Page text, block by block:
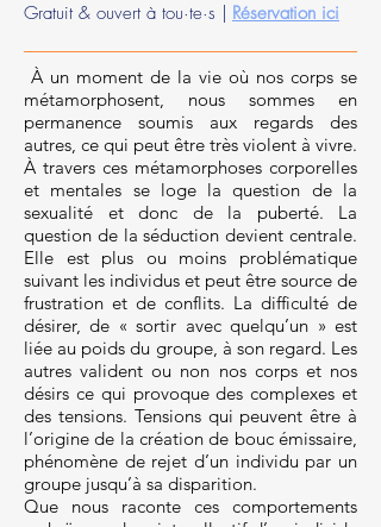
Gratuit & ouvert à tou·te·s |
Réservation ici
À un moment de la vie où nos corps se
métamorphosent, nous sommes en
permanence soumis aux regards des
autres, ce qui peut être très violent à vivre.
À travers ces métamorphoses corporelles
et mentales se loge la question de la
sexualité et donc de la puberté. La
question de la séduction devient centrale.
Elle est plus ou moins problématique
suivant les individus et peut être source de
frustration et de conflits. La difficulté de
désirer, de « sortir avec quelqu’un » est
liée au poids du groupe, à son regard. Les
autres valident ou non nos corps et nos
désirs ce qui provoque des complexes et
des tensions. Tensions qui peuvent être à
l’origine de la création de bouc émissaire,
phénomène de rejet d’un individu par un
groupe jusqu’à sa disparition.
Que nous raconte ces comportements